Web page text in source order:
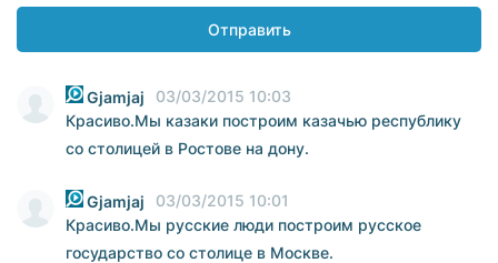
Отправить
Gjamjaj
03/03/2015 10:03
Красиво.Мы казаки построим казачью республику
со столицей в Ростове на дону.
Gjamjaj
03/03/2015 10:01
Красиво.Мы русские люди построим русское
государство со столице в Москве.